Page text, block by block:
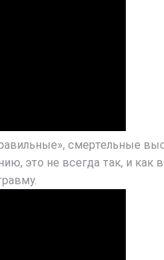
смертельные
это не всегда так, и